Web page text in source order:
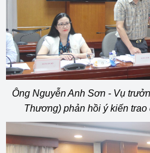
Ông Nguyễn Anh Sơn - Vụ
Thương) phản hồi ý kiến